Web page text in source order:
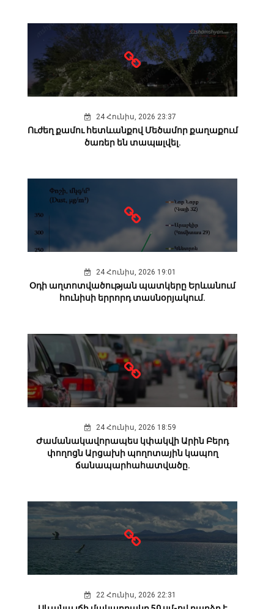
24 Հունիս, 2026 23:37
Ուժեղ քամու հետևանքով Մեծամոր քաղաքում
ծառեր են տապшլվել.
24 Հունիս, 2026 19:01
Օդի աղտոտվածության պատկերը Երևանում
հունիսի երրորդ տասնօրյակում.
24 Հունիս, 2026 18:59
Ժամանակավորապես կփակվի Արին Բերդ
փողոցն Արցախի պողոտային կապող
ճանապարհահատվածը.
22 Հունիս, 2026 22:31